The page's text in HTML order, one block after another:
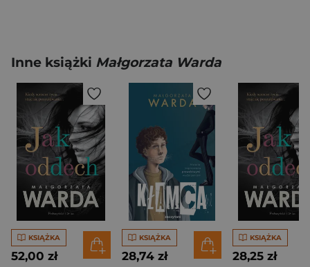
Inne książki Małgorzata Warda
KSIĄŻKA
52,00 zł
KSIĄŻKA
28,74 zł
KSIĄŻKA
28,25 zł